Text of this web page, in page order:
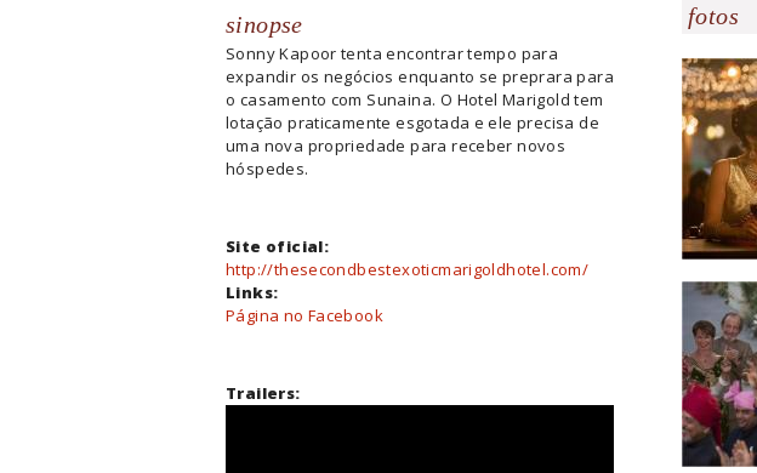
sinopse
Sonny Kapoor tenta encontrar tempo para
expandir os negócios enquanto se preprara para
o casamento com Sunaina. O Hotel Marigold tem
lotação praticamente esgotada e ele precisa de
uma nova propriedade para receber novos
hóspedes.
Site oficial:
http://thesecondbestexoticmarigoldhotel.com/
Links:
Página no Facebook
Trailers:
fotos